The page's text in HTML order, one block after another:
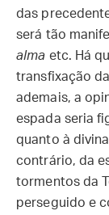
das
será tão
alma etc. Há
transfixação
ademais, a
espada seria
quanto à
contrário, da
tormentos da
perseguido e